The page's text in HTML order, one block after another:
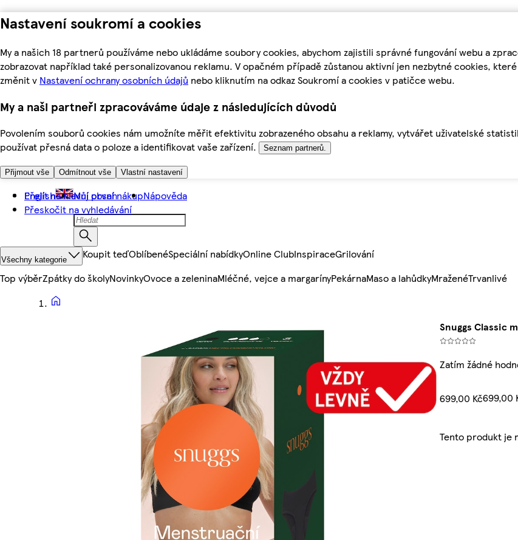
Nastavení soukromí a cookies
My a našich 18 partnerů používáme nebo ukládáme soubory cookies, abychom zajistili správné fungování webu a
zobrazovat například také personalizovanou reklamu. V opačném případě zůstanou aktivní jen nezbytné cookies,
změnit v Nastavení ochrany osobních údajů nebo kliknutím na odkaz Soukromí a cookies v patičce webu.
My a naši partneři zpracováváme údaje z následujících důvodů
Povolením souborů cookies nám umožníte měřit efektivitu zobrazeného obsahu a reklamy, vytvářet uživatelské
používat přesná data o poloze a identifikovat vaše zařízení.
Seznam partnerů.
Přijmout vše Odmítnout vše Vlastní nastavení
Přejít na hlavní obsah
Přeskočit na vyhledávání
English Můj první nákupNápověda
Všechny kategorie Koupit teďOblíbenéSpeciální nabídkyOnline ClubInspiraceGrilování
Top výběrZpátky do školyNovinkyOvoce a zeleninaMléčné, vejce a margarínyPekárnaMaso a lahůdkyMraženéTrvanlivé
Snuggs Classic
Zatím žádné
699,00 Kč699,00
Tento produkt je